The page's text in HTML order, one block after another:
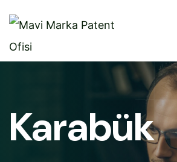
Karabük